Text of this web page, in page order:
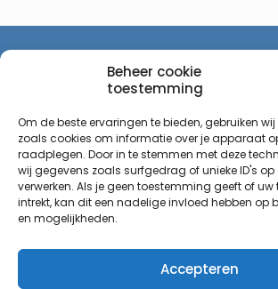
Beheer cookie
toestemming
Om de beste ervaringen te bieden, gebruiken
zoals cookies om informatie over je apparaat
raadplegen. Door in te stemmen met deze
wij gegevens zoals surfgedrag of unieke ID's op
verwerken. Als je geen toestemming geeft of
intrekt, kan dit een nadelige invloed hebben op
en mogelijkheden.
Accepteren
Hartong Professional Cleaning
Eikenbussel 88,
5689AJ Oirschot
Bezoekadres (op afspraak)
Sierheuvel 2